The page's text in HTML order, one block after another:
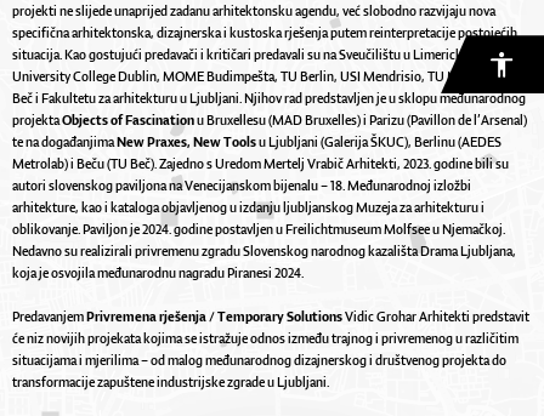
projekti ne slijede unaprijed zadanu arhitektonsku agendu, već slobodno razvijaju nova
specifična arhitektonska, dizajnerska i kustoska rješenja putem reinterpretacije postojećih
situacija. Kao gostujući predavači i kritičari predavali su na Sveučilištu u Limericku,
University College Dublin, MOME Budimpešta, TU Berlin, USI Mendrisio, TU München, TU
Beč i Fakultetu za arhitekturu u Ljubljani. Njihov rad predstavljen je u sklopu međunarodnog
projektaObjects of Fascinationu Bruxellesu (MAD Bruxelles) i Parizu (Pavillon de l’Arsenal)
te na događanjimaNew Praxes, New Toolsu Ljubljani (Galerija ŠKUC), Berlinu (AEDES
Metrolab) i Beču (TU Beč). Zajedno s Uredom Mertelj Vrabič Arhitekti, 2023. godine bili su
autori slovenskog paviljona na Venecijanskom bijenalu – 18. Međunarodnoj izložbi
arhitekture, kao i kataloga objavljenog u izdanju ljubljanskog Muzeja za arhitekturu i
oblikovanje. Paviljon je 2024. godine postavljen u Freilichtmuseum Molfsee u Njemačkoj.
Nedavno su realizirali privremenu zgradu Slovenskog narodnog kazališta Drama Ljubljana,
koja je osvojila međunarodnu nagradu Piranesi 2024.
PredavanjemPrivremena rješenja / Temporary SolutionsVidic Grohar Arhitekti predstavit
će niz novijih projekata kojima se istražuje odnos između trajnog i privremenog u različitim
situacijama i mjerilima – od malog međunarodnog dizajnerskog i društvenog projekta do
transformacije zapuštene industrijske zgrade u Ljubljani.